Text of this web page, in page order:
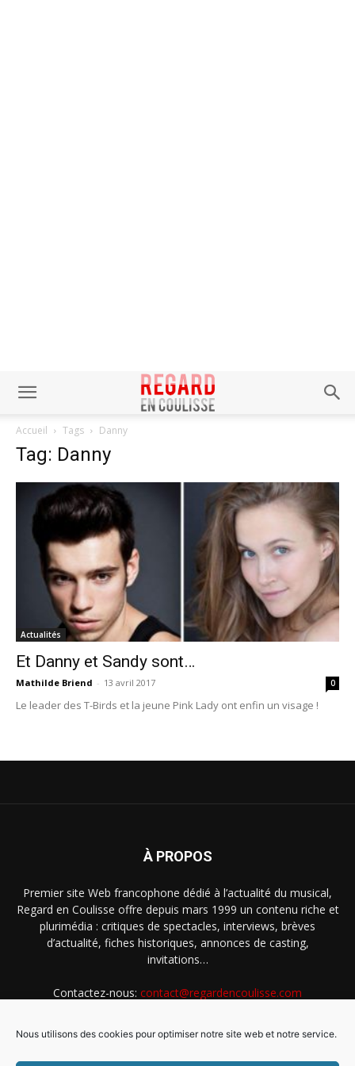
Nous utilisons des cookies pour optimiser notre site web et notre service.
Accueil Tags Danny
Tag: Danny
Actualités
Et Danny et Sandy sont…
Mathilde Briend - 13 avril 2017 0
Le leader des T-Birds et la jeune Pink Lady ont enfin un visage !
À PROPOS
Premier site Web francophone dédié à l’actualité du musical,
Regard en Coulisse offre depuis mars 1999 un contenu riche et
plurimédia : critiques de spectacles, interviews, brèves
d’actualité, fiches historiques, annonces de casting,
invitations…
Contactez-nous: contact@regardencoulisse.com